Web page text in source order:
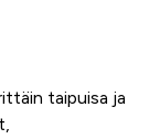
taipuisa ja